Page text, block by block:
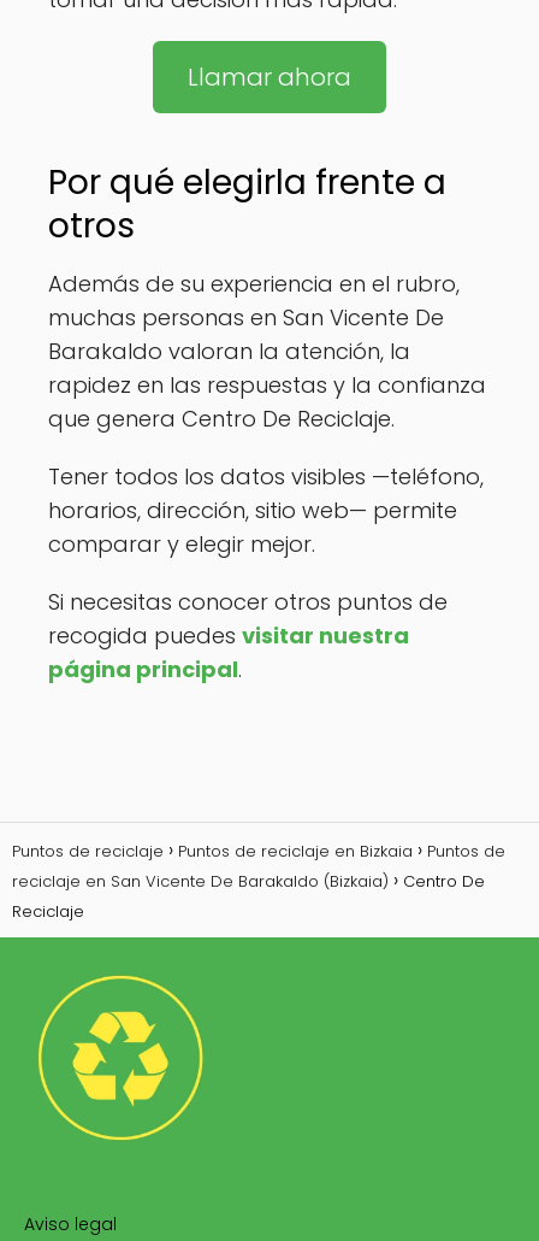
Llamar ahora
Por qué elegirla frente a
otros
Además de su experiencia en el rubro,
muchas personas en San Vicente De
Barakaldo valoran la atención, la
rapidez en las respuestas y la confianza
que genera Centro De Reciclaje.
Tener todos los datos visibles —teléfono,
horarios, dirección, sitio web— permite
comparar y elegir mejor.
Si necesitas conocer otros puntos de
recogida puedes visitar nuestra
página principal.
Puntos de reciclaje Puntos de reciclaje en Bizkaia
Puntos de
reciclaje en San Vicente De Barakaldo (Bizkaia)
Centro De
Reciclaje
Aviso legal